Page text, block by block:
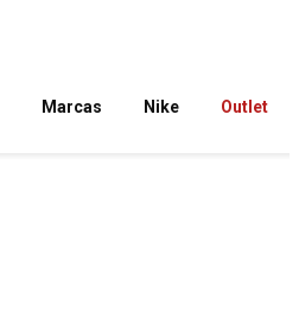
Marcas Nike Outlet